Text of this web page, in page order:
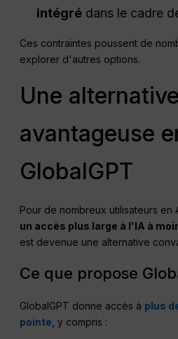
intégré dans le cadre
Ces contraintes poussent de
explorer d'autres options.
Une
avantageuse
GlobalGPT
Pour de nombreux utilisateurs
un accès plus large à l'IA à
est devenue une alternative
Ce que propose
GlobalGPT donne accès à plus
pointe , y compris :